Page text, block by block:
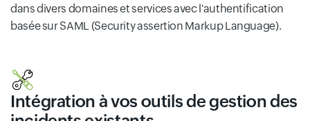
dans divers domaines et services avec l'authentification
basée sur SAML (Security assertion Markup Language).
Intégration à vos outils de gestion des